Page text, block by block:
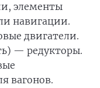
элементы
навигации.
двигатели.
— редукторы.
вагонов.